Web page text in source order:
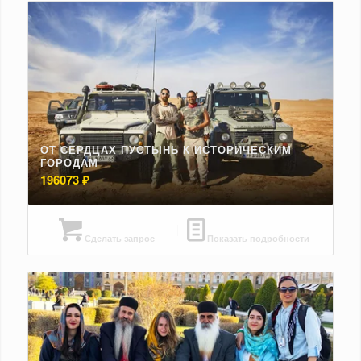
ОТ СЕРДЦАХ ПУСТЫНЬ К ИСТОРИЧЕСКИМ
ГОРОДАМ
196073₽
Сделать запрос Показать подробности